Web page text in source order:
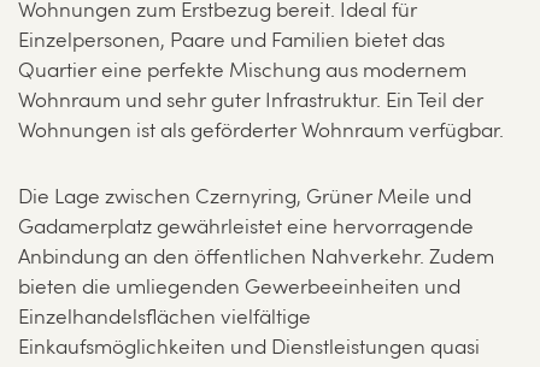
Wohnungen zum Erstbezug bereit. Ideal für
Einzelpersonen, Paare und Familien bietet das
Quartier eine perfekte Mischung aus modernem
Wohnraum und sehr guter Infrastruktur. Ein Teil der
Wohnungen ist als geförderter Wohnraum verfügbar.
Die Lage zwischen Czernyring, Grüner Meile und
Gadamerplatz gewährleistet eine hervorragende
Anbindung an den öffentlichen Nahverkehr. Zudem
bieten die umliegenden Gewerbeeinheiten und
Einzelhandelsflächen vielfältige
Einkaufsmöglichkeiten und Dienstleistungen quasi